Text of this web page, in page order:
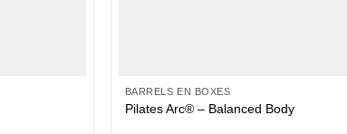
BARRELS EN BOXES
Pilates Arc® – Balanced Body